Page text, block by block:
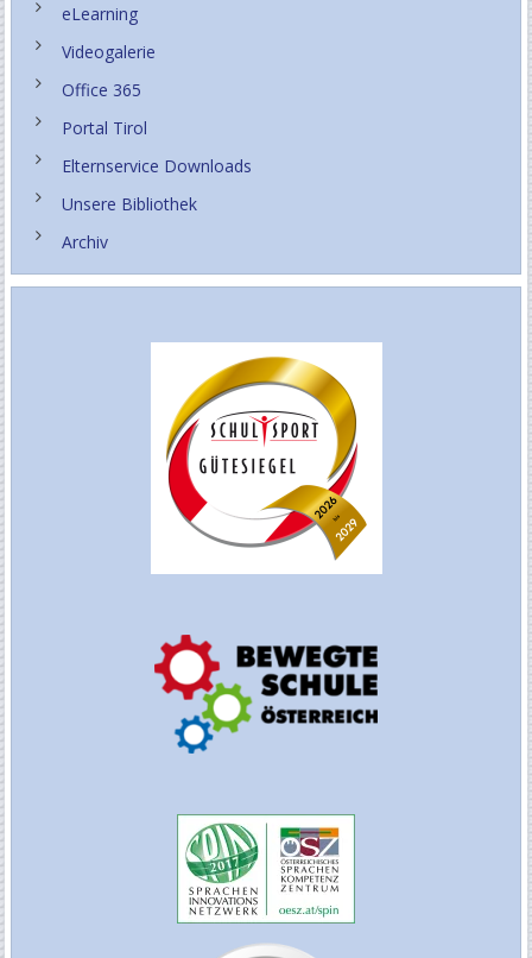
eLearning
Videogalerie
Office 365
Portal Tirol
Elternservice Downloads
Unsere Bibliothek
Archiv